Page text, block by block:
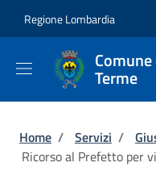
Regione Lombardia
Terme
Briciole di
Home / Servizi /
Ricorso al Prefetto per